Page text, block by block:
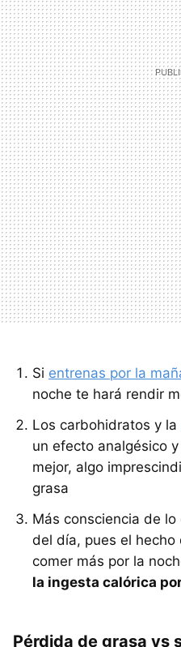
Si entrenas por la
noche te hará rendir
Los carbohidratos y la
un efecto analgésico
mejor, algo
grasa
Más consciencia de
del día, pues el hecho
comer más por la
la ingesta calórica
Pérdida de grasa vs